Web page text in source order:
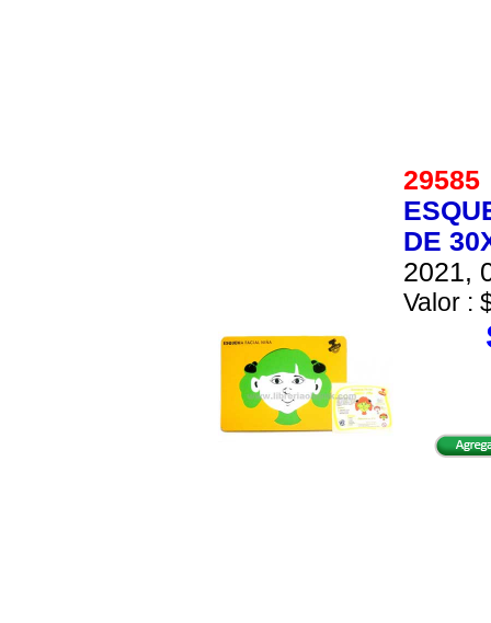
DE
2021,
Valor :